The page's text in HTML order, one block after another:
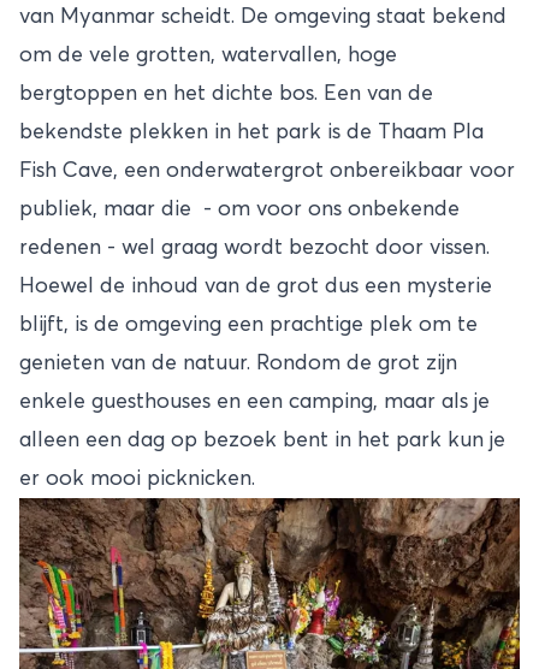
van Myanmar scheidt. De omgeving staat bekend
om de vele grotten, watervallen, hoge
bergtoppen en het dichte bos. Een van de
bekendste plekken in het park is de Thaam Pla
Fish Cave, een onderwatergrot onbereikbaar voor
publiek, maar die - om voor ons onbekende
redenen - wel graag wordt bezocht door vissen.
Hoewel de inhoud van de grot dus een mysterie
blijft, is de omgeving een prachtige plek om te
genieten van de natuur. Rondom de grot zijn
enkele guesthouses en een camping, maar als je
alleen een dag op bezoek bent in het park kun je
er ook mooi picknicken.